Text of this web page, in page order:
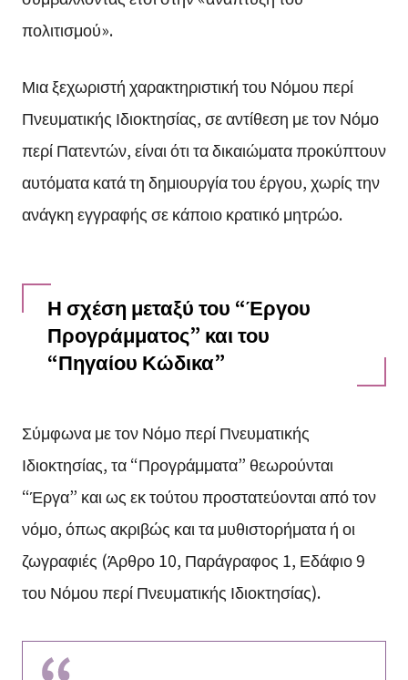
πολιτισμού».
Μια ξεχωριστή χαρακτηριστική του Νόμου περί
Πνευματικής Ιδιοκτησίας, σε αντίθεση με τον Νόμο
περί Πατεντών, είναι ότι τα δικαιώματα προκύπτουν
αυτόματα κατά τη δημιουργία του έργου, χωρίς την
ανάγκη εγγραφής σε κάποιο κρατικό μητρώο.
Η σχέση μεταξύ του “Έργου
Προγράμματος” και του
“Πηγαίου Κώδικα”
Σύμφωνα με τον Νόμο περί Πνευματικής
Ιδιοκτησίας, τα “Προγράμματα” θεωρούνται
“Έργα” και ως εκ τούτου προστατεύονται από τον
νόμο, όπως ακριβώς και τα μυθιστορήματα ή οι
ζωγραφιές (Άρθρο 10, Παράγραφος 1, Εδάφιο 9
του Νόμου περί Πνευματικής Ιδιοκτησίας).